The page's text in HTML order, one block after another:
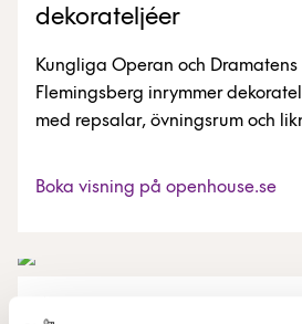
dekorateljéer
Kungliga Operan och
Flemingsberg inrymmer
med repsalar, övningsrum och
Boka visning på openhouse.se